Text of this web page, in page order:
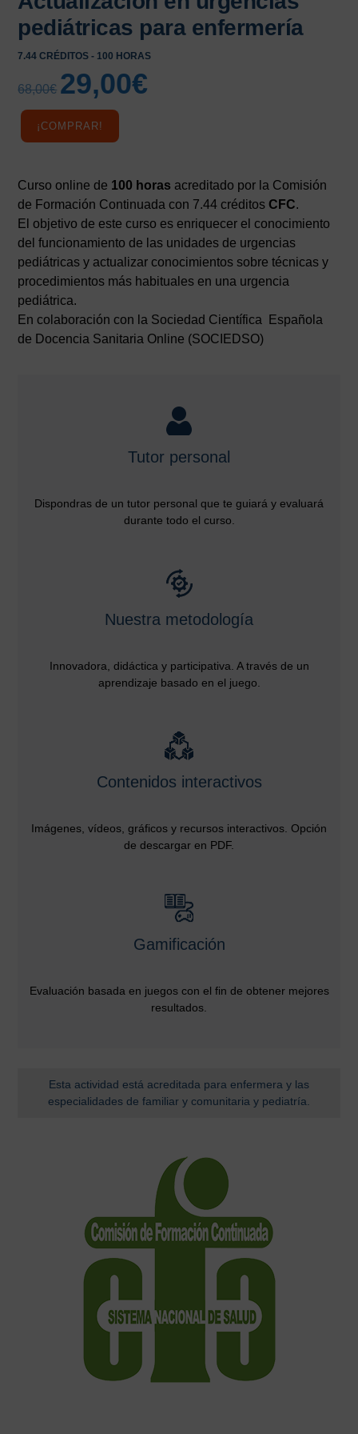
pediátricas para enfermería
7.44 CRÉDITOS - 100 HORAS
68,00€
El
precio
29,00€
¡COMPRAR!
Curso online de 100 horas acreditado por la Comisión
de Formación Continuada con 7.44 créditosCFC.
El objetivo de este curso es enriquecer el conocimiento
del funcionamiento de las unidades de urgencias
pediátricas y actualizar conocimientos sobre técnicas y
procedimientos más habituales en una urgencia
pediátrica.
En colaboración con la Sociedad Científica Española
de Docencia Sanitaria Online (SOCIEDSO)
Tutor personal
Dispondras de un tutor personal que te guiará y evaluará
durante todo el curso.
Nuestra metodología
Innovadora, didáctica y participativa. A través de un
aprendizaje basado en el juego.
Contenidos interactivos
Imágenes, vídeos, gráficos y recursos interactivos. Opción
de descargar en PDF.
Gamificación
Evaluación basada en juegos con el fin de obtener mejores
resultados.
Esta actividad está acreditada para enfermera y las
especialidades de familiar y comunitaria y pediatría.